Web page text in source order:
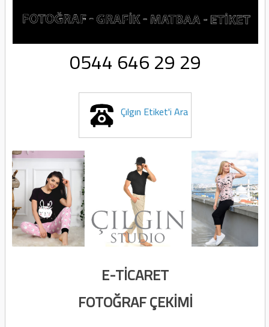
0544 646 29 29
Çılgın Etiket'i Ara
E-TİCARET
FOTOĞRAF ÇEKİMİ